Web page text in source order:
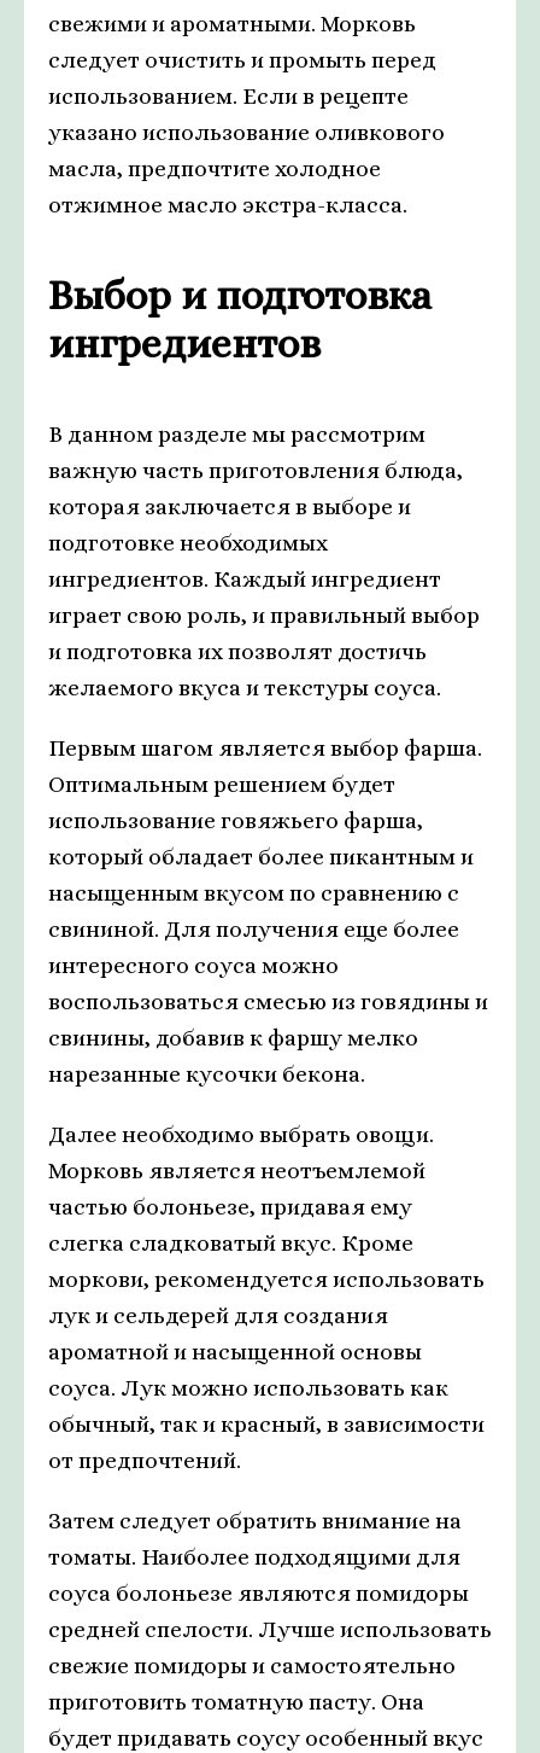
свежими и ароматными. Морковь
следует очистить и промыть перед
использованием. Если в рецепте
указано использование оливкового
масла, предпочтите холодное
отжимное масло экстра-класса.
Выбор и подготовка
ингредиентов
В данном разделе мы рассмотрим
важную часть приготовления блюда,
которая заключается в выборе и
подготовке необходимых
ингредиентов. Каждый ингредиент
играет свою роль, и правильный выбор
и подготовка их позволят достичь
желаемого вкуса и текстуры соуса.
Первым шагом является выбор фарша.
Оптимальным решением будет
использование говяжьего фарша,
который обладает более пикантным и
насыщенным вкусом по сравнению с
свининой. Для получения еще более
интересного соуса можно
воспользоваться смесью из говядины и
свинины, добавив к фаршу мелко
нарезанные кусочки бекона.
Далее необходимо выбрать овощи.
Морковь является неотъемлемой
частью болоньезе, придавая ему
слегка сладковатый вкус. Кроме
моркови, рекомендуется использовать
лук и сельдерей для создания
ароматной и насыщенной основы
соуса. Лук можно использовать как
обычный, так и красный, в зависимости
от предпочтений.
Затем следует обратить внимание на
томаты. Наиболее подходящими для
соуса болоньезе являются помидоры
средней спелости. Лучше использовать
свежие помидоры и самостоятельно
приготовить томатную пасту. Она
будет придавать соусу особенный вкус